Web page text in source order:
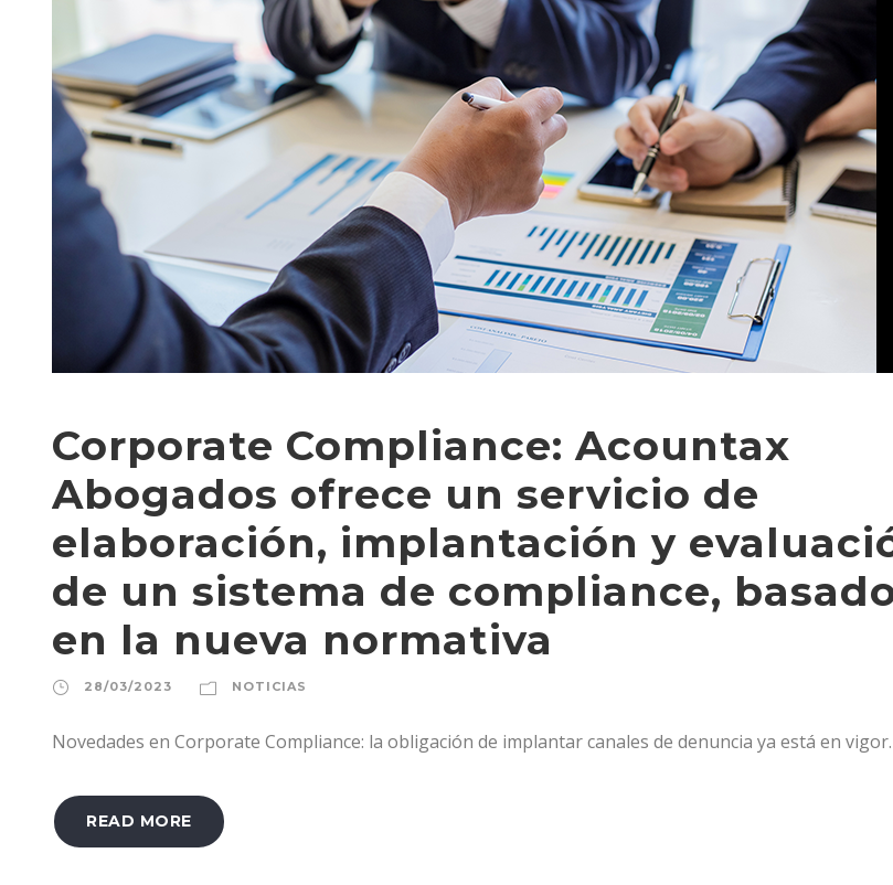
Corporate Compliance: Acountax
Abogados ofrece un servicio de
elaboración, implantación y
de un sistema de compliance,
en la nueva normativa
28/03/2023 NOTICIAS
Novedades en Corporate Compliance: la obligación de implantar canales de denuncia ya está en vigor.
READ MORE